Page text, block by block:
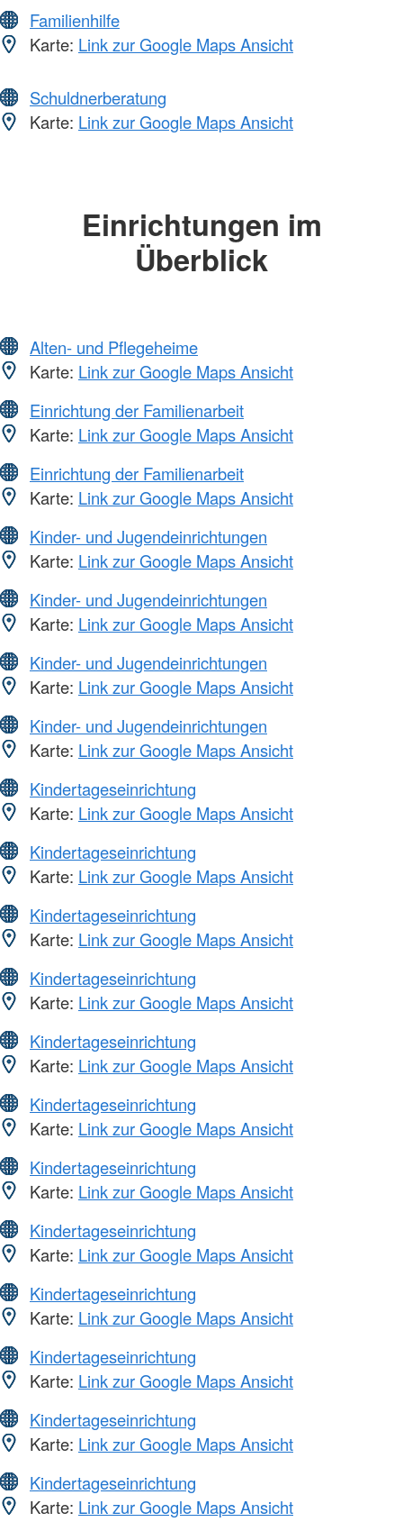
Familienhilfe
Karte: Link zur Google Maps Ansicht
Schuldnerberatung
Karte: Link zur Google Maps Ansicht
Einrichtungen im
Überblick
Alten- und Pflegeheime
Karte: Link zur Google Maps Ansicht
Einrichtung der Familienarbeit
Karte: Link zur Google Maps Ansicht
Einrichtung der Familienarbeit
Karte: Link zur Google Maps Ansicht
Kinder- und Jugendeinrichtungen
Karte: Link zur Google Maps Ansicht
Kinder- und Jugendeinrichtungen
Karte: Link zur Google Maps Ansicht
Kinder- und Jugendeinrichtungen
Karte: Link zur Google Maps Ansicht
Kinder- und Jugendeinrichtungen
Karte: Link zur Google Maps Ansicht
Kindertageseinrichtung
Karte: Link zur Google Maps Ansicht
Kindertageseinrichtung
Karte: Link zur Google Maps Ansicht
Kindertageseinrichtung
Karte: Link zur Google Maps Ansicht
Kindertageseinrichtung
Karte: Link zur Google Maps Ansicht
Kindertageseinrichtung
Karte: Link zur Google Maps Ansicht
Kindertageseinrichtung
Karte: Link zur Google Maps Ansicht
Kindertageseinrichtung
Karte: Link zur Google Maps Ansicht
Kindertageseinrichtung
Karte: Link zur Google Maps Ansicht
Kindertageseinrichtung
Karte: Link zur Google Maps Ansicht
Kindertageseinrichtung
Karte: Link zur Google Maps Ansicht
Kindertageseinrichtung
Karte: Link zur Google Maps Ansicht
Kindertageseinrichtung
Karte: Link zur Google Maps Ansicht